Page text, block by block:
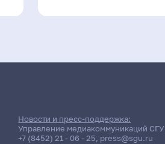
Новости и пресс-поддержка:
Управление медиакоммуникаций СГУ
+7 (8452) 21 - 06 - 25, press@sgu.ru